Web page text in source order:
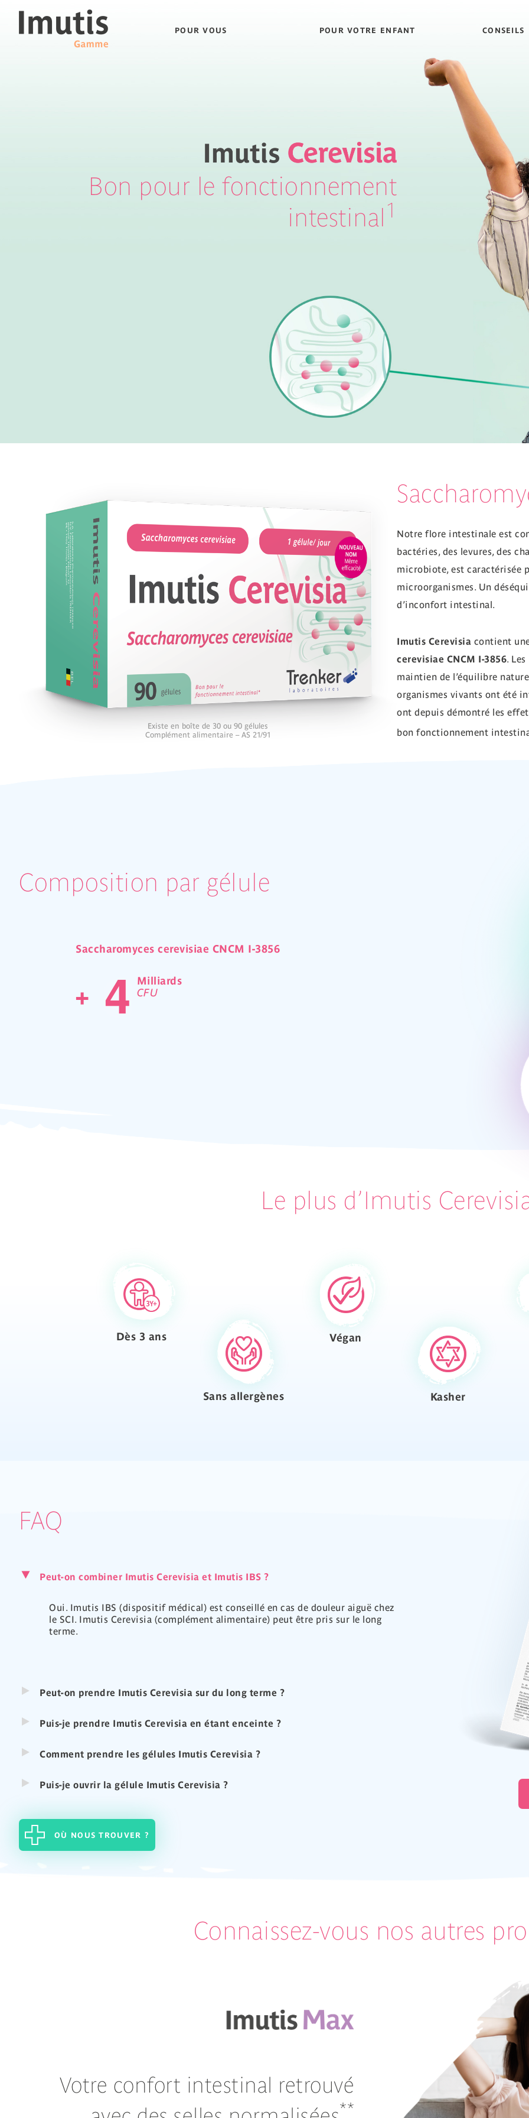
POUR VOUS POUR VOTRE ENFANT CONSEILS
Bon pour le fonctionnement
intestinal 1
Existe en boîte de 30 ou 90 gélules
Complément alimentaire – AS 21/91
Notre flore intestinale est
bactéries, des levures, des
microbiote, est caractérisée
microorganismes. Un
d’inconfort intestinal.
Imutis Cerevisia contient
cerevisiae CNCM I-3856.
maintien de l’équilibre
organismes vivants ont été
ont depuis démontré les
bon fonctionnement
Composition par gélule
Saccharomyces cerevisiae CNCM I-3856
+ 4
Milliards
CFU
Le plus d’Imutis
Dès 3 ans
Sans allergènes
Végan
Kasher
FAQ
Peut-on combiner Imutis Cerevisia et Imutis IBS ?
Oui. Imutis IBS (dispositif médical) est conseillé en cas de douleur aiguë chez
le SCI. Imutis Cerevisia (complément alimentaire) peut être pris sur le long
terme.
Peut-on prendre Imutis Cerevisia sur du long terme ?
Puis-je prendre Imutis Cerevisia en étant enceinte ?
Comment prendre les gélules Imutis Cerevisia ?
Puis-je ouvrir la gélule Imutis Cerevisia ?
OÙ NOUS TROUVER ?
Connaissez-vous nos autres
Votre confort intestinal retrouvé
**